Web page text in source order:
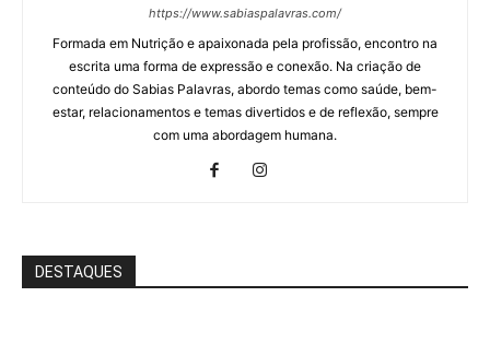
https://www.sabiaspalavras.com/
Formada em Nutrição e apaixonada pela profissão, encontro na
escrita uma forma de expressão e conexão. Na criação de
conteúdo do Sabias Palavras, abordo temas como saúde, bem-
estar, relacionamentos e temas divertidos e de reflexão, sempre
com uma abordagem humana.
DESTAQUES